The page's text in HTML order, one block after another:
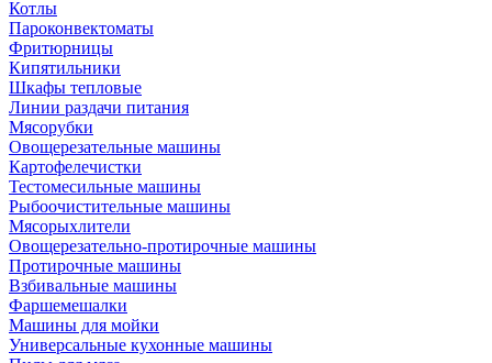
Котлы
Пароконвектоматы
Фритюрницы
Кипятильники
Шкафы тепловые
Линии раздачи питания
Мясорубки
Овощерезательные машины
Картофелечистки
Тестомесильные машины
Рыбоочистительные машины
Мясорыхлители
Овощерезательно-протирочные машины
Протирочные машины
Взбивальные машины
Фаршемешалки
Машины для мойки
Универсальные кухонные машины